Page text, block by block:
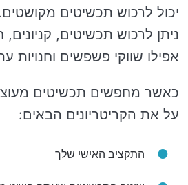
יכול לרכוש תכשיטים
ניתן לרכוש תכשיטים, קניונים,
אפילו שווקי פשפשים וחנויות
כאשר מחפשים תכשיטים
על את הקריטריונים הבאים:
התקציב האישי שלך